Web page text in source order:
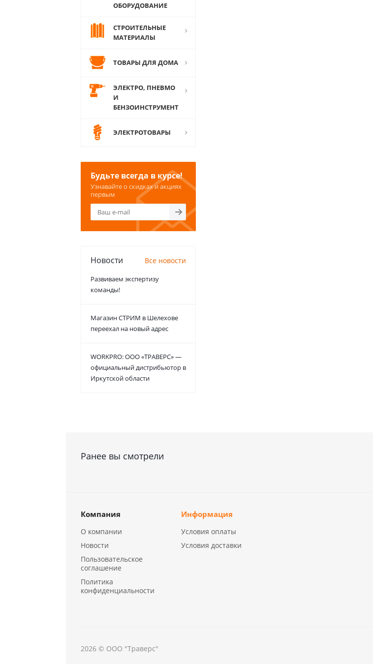
ОБОРУДОВАНИЕ
СТРОИТЕЛЬНЫЕ
МАТЕРИАЛЫ
ТОВАРЫ ДЛЯ ДОМА
ЭЛЕКТРО, ПНЕВМО
И
БЕНЗОИНСТРУМЕНТ
ЭЛЕКТРОТОВАРЫ
Будьте всегда в курсе!
Узнавайте о скидках и акциях
первым
Новости Все новости
Развиваем экспертизу
команды!
Магазин СТРИМ в Шелехове
переехал на новый адрес
WORKPRO: ООО «ТРАВЕРС» —
официальный дистрибьютор в
Иркутской области
Ранее вы смотрели
Компания
О компании
Новости
Пользовательское
соглашение
Политика
конфиденциальности
Информация
Условия оплаты
Условия доставки
2026 © ООО "Траверс"